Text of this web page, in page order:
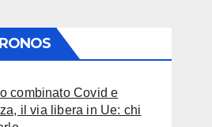
combinato Covid e
il via libera in Ue: chi